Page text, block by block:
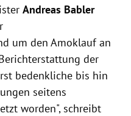
Andreas Babler
um den Amoklauf an
der
bedenkliche bis hin
seitens
worden", schreibt